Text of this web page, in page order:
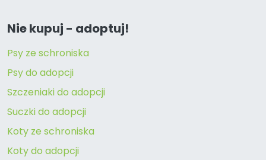
Nie kupuj - adoptuj!
Psy ze schroniska
Psy do adopcji
Szczeniaki do adopcji
Suczki do adopcji
Koty ze schroniska
Koty do adopcji